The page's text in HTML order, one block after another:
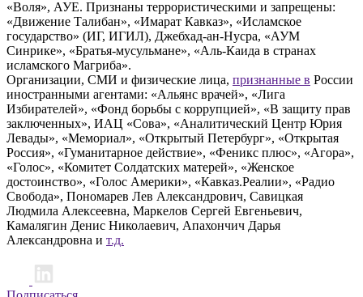
«Воля», АУЕ. Признаны террористическими и запрещены:
«Движение Талибан», «Имарат Кавказ», «Исламское
государство» (ИГ, ИГИЛ), Джебхад-ан-Нусра, «АУМ
Синрике», «Братья-мусульмане», «Аль-Каида в странах
исламского Магриба».
Организации, СМИ и физические лица, признанные в России
иностранными агентами: «Альянс врачей», «Лига
Избирателей», «Фонд борьбы с коррупцией», «В защиту прав
заключенных», ИАЦ «Сова», «Аналитический Центр Юрия
Левады», «Мемориал», «Открытый Петербург», «Открытая
Россия», «Гуманитарное действие», «Феникс плюс», «Агора»,
«Голос», «Комитет Солдатских матерей», «Женское
достоинство», «Голос Америки», «Кавказ.Реалии», «Радио
Свобода», Пономарев Лев Александрович, Савицкая
Людмила Алексеевна, Маркелов Сергей Евгеньевич,
Камалягин Денис Николаевич, Апахончич Дарья
Александровна и т.д.